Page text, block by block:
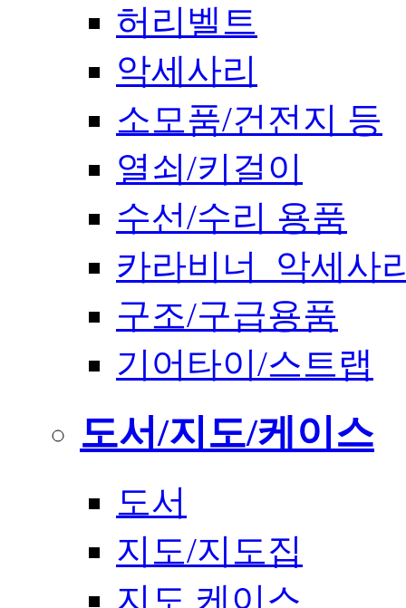
허리벨트
악세사리
소모품/건전지 등
열쇠/키걸이
수선/수리 용품
카라비너_악세사
구조/구급용품
기어타이/스트랩
도서/지도/케이스
도서
지도/지도집
지도 케이스